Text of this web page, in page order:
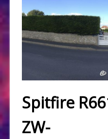
Spitfire
ZW-